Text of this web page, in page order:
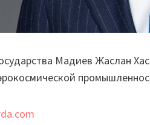
Мадиев Жаслан